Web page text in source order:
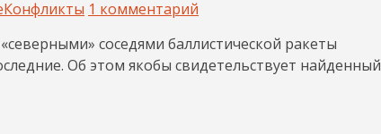
Конфликты 1 комментарий
соседями баллистической ракеты
Об этом якобы свидетельствует найденный